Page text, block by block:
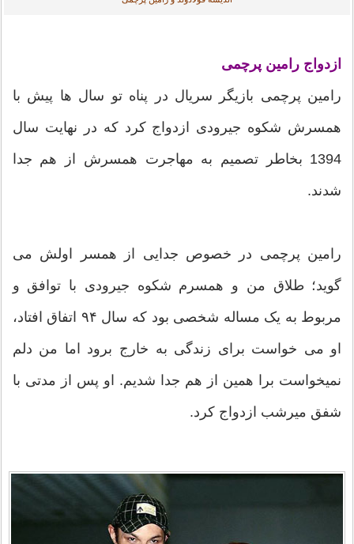
ازدواج رامین پرچمی
رامین پرچمی بازیگر سریال در پناه تو سال ها پیش با
همسرش شکوه جیرودی ازدواج کرد که در نهایت سال
1394 بخاطر تصمیم به مهاجرت همسرش از هم جدا
شدند.
رامین پرچمی در خصوص جدایی از همسر اولش می
گوید؛ طلاق من و همسرم شکوه جیرودی با توافق و
مربوط به یک مساله شخصی بود که سال ۹۴ اتفاق افتاد،
او می خواست برای زندگی به خارج برود اما من دلم
نمیخواست برا همین از هم جدا شدیم. او پس از مدتی با
شفق میرشب ازدواج کرد.